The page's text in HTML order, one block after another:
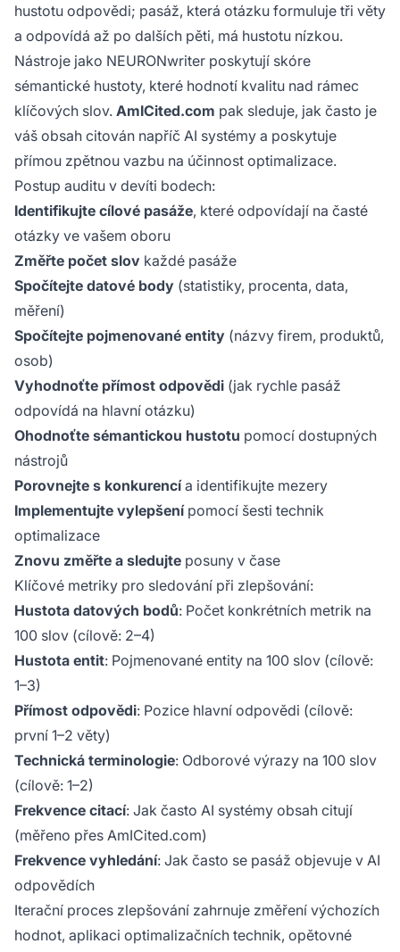
hustotu odpovědi; pasáž, která otázku formuluje tři věty
a odpovídá až po dalších pěti, má hustotu nízkou.
Nástroje jako NEURONwriter poskytují skóre
sémantické hustoty, které hodnotí kvalitu nad rámec
klíčových slov. AmICited.com pak sleduje, jak často je
váš obsah citován napříč AI systémy a poskytuje
přímou zpětnou vazbu na účinnost optimalizace.
Postup auditu v devíti bodech:
Identifikujte cílové pasáže, které odpovídají na časté
otázky ve vašem oboru
Změřte počet slov každé pasáže
Spočítejte datové body (statistiky, procenta, data,
měření)
Spočítejte pojmenované entity (názvy firem, produktů,
osob)
Vyhodnoťte přímost odpovědi (jak rychle pasáž
odpovídá na hlavní otázku)
Ohodnoťte sémantickou hustotu pomocí dostupných
nástrojů
Porovnejte s konkurencía identifikujte mezery
Implementujte vylepšenípomocí šesti technik
optimalizace
Znovu změřte a sledujte posuny v čase
Klíčové metriky pro sledování při zlepšování:
Hustota datových bodů: Počet konkrétních metrik na
100 slov (cílově: 2–4)
Hustota entit: Pojmenované entity na 100 slov (cílově:
1–3)
Přímost odpovědi: Pozice hlavní odpovědi (cílově:
první 1–2 věty)
Technická terminologie: Odborové výrazy na 100 slov
(cílově: 1–2)
Frekvence citací: Jak často AI systémy obsah citují
(měřeno přes AmICited.com)
Frekvence vyhledání: Jak často se pasáž objevuje v AI
odpovědích
Iterační proces zlepšování zahrnuje změření výchozích
hodnot, aplikaci optimalizačních technik, opětovné